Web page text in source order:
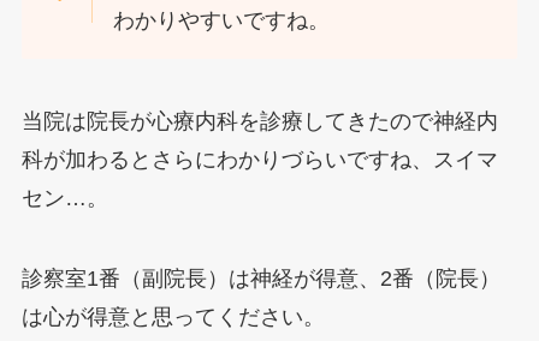
わかりやすいですね。
当院は院長が心療内科を診療してきたので神経内
科が加わるとさらにわかりづらいですね、スイマ
セン…。
診察室1番（副院長）は神経が得意、2番（院長）
は心が得意と思ってください。